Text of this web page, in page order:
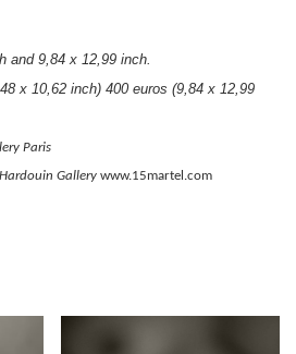
and 9,84 x 12,99 inch.
x 10,62 inch) 400 euros (9,84 x 12,99
Paris
Gallery www.15martel.com